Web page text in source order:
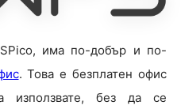
има по-добър и по-
. Това е безплатен офис
използвате, без да се